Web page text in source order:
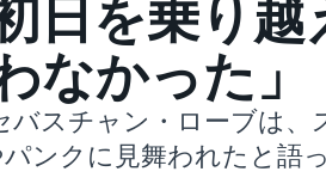
日を乗り越
なかった」
バスチャン・ローブは、
ンクに見舞われたと語っ